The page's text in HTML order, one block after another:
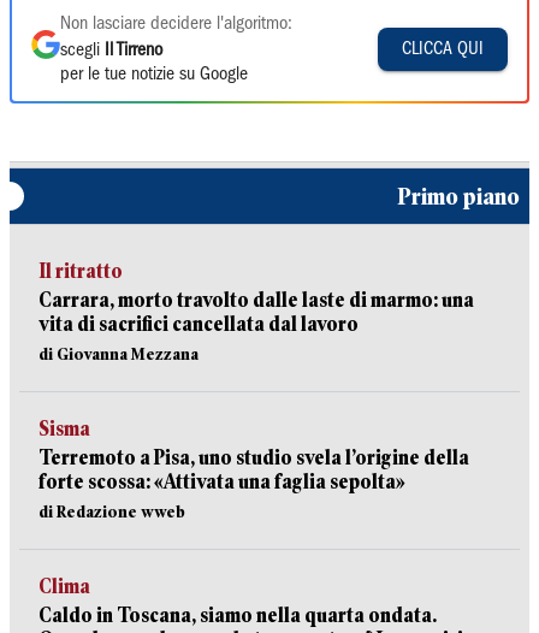
Non lasciare decidere l'algoritmo:
scegli
Il Tirreno
per le tue notizie su Google
CLICCA QUI
Primo piano
Il ritratto
Carrara, morto travolto dalle laste di marmo: una
vita di sacrifici cancellata dal lavoro
di Giovanna Mezzana
Sisma
Terremoto a Pisa, uno studio svela l’origine della
forte scossa: «Attivata una faglia sepolta»
di Redazione wweb
Clima
Caldo in Toscana, siamo nella quarta ondata.